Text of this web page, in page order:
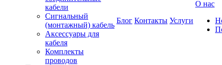
кабели
Сигнальный
(монтажный) кабель
Аксессуары для
кабеля
Комплекты
проводов
Блог Контакты Услуги
О нас